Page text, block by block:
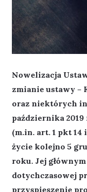
Nowelizacja
zmianie ustawy –
oraz niektórych
października
(m.in. art. 1 pkt 14
życie kolejno 5
roku. Jej
dotychczasowej
przyspieszenie